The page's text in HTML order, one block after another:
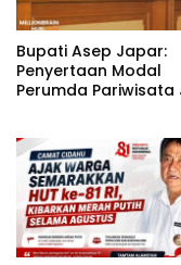
Bupati Asep Japar:
Penyertaan Modal
Perumda Pariwisata